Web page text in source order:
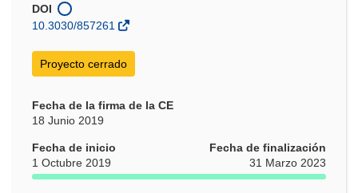
una
nueva
DOI
10.3030/857261
Proyecto cerrado
Fecha de la firma de la CE
18 Junio 2019
Fecha de inicio
1 Octubre 2019
Fecha de finalización
31 Marzo 2023